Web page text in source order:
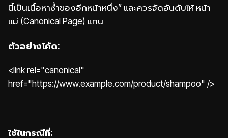
นี้เป็นเนื้อหาซ้ำของอีกหน้าหนึ่ง” และควรจัดอันดับให้ หน้า
แม่ (Canonical Page) แทน
ตัวอย่างโค้ด:
<link rel="canonical"
href="https://www.example.com/product/shampoo" />
ใช้ในกรณีที่: